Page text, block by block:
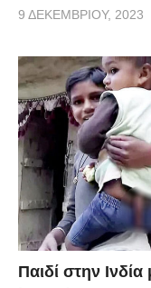
9 ΔΕΚΕΜΒΡΊΟΥ, 2023
Παιδί στην